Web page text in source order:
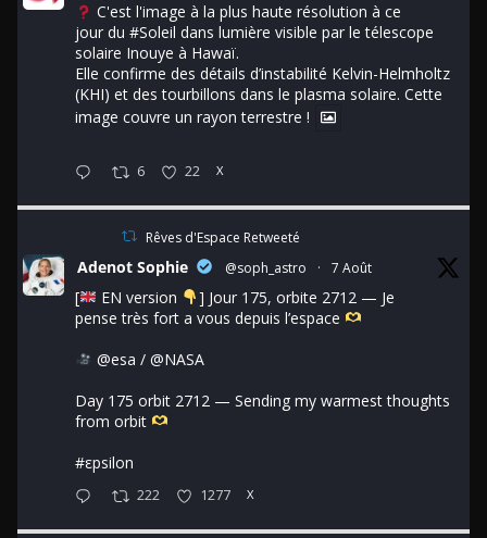
C'est l'image à la plus haute résolution à ce
jour du #Soleil dans lumière visible par le télescope
solaire Inouye à Hawaï.
Elle confirme des détails d’instabilité Kelvin-Helmholtz
(KHI) et des tourbillons dans le plasma solaire. Cette
image couvre un rayon terrestre !
6 22 X
Rêves d'Espace Retweeté
Adenot Sophie @soph_astro · 7 Août
[ EN version
] Jour 175, orbite 2712 — Je
pense très fort a vous depuis l’espace
@esa / @NASA
Day 175 orbit 2712 — Sending my warmest thoughts
from orbit
#εpsilon
222 1277 X